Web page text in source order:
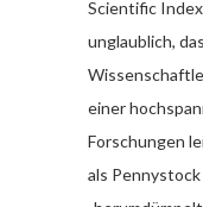
Scientific
unglaublich,
einer
Forschungen
als